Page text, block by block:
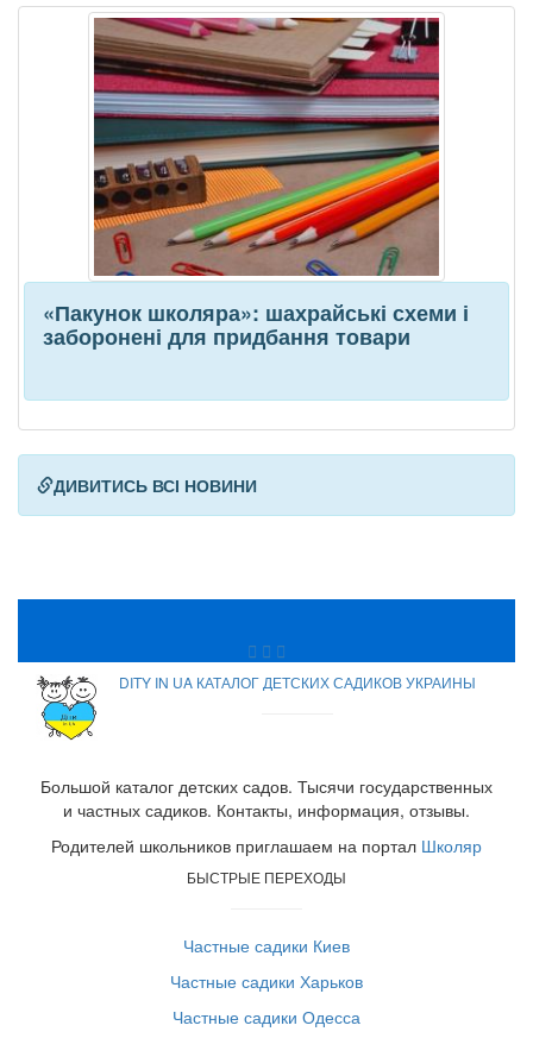
«Пакунок школяра»: шахрайські схеми і
заборонені для придбання товари
ДИВИТИСЬ ВСІ НОВИНИ
DITY IN UA КАТАЛОГ ДЕТСКИХ САДИКОВ УКРАИНЫ
Большой каталог детских садов. Тысячи государственных
и частных садиков. Контакты, информация, отзывы.
Родителей школьников приглашаем на портал Школяр
БЫСТРЫЕ ПЕРЕХОДЫ
Частные садики Киев
Частные садики Харьков
Частные садики Одесса